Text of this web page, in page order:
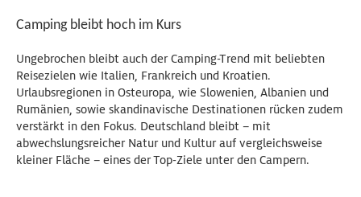
Camping bleibt hoch im Kurs
Ungebrochen bleibt auch der Camping-Trend mit beliebten
Reisezielen wie Italien, Frankreich und Kroatien.
Urlaubsregionen in Osteuropa, wie Slowenien, Albanien und
Rumänien, sowie skandinavische Destinationen rücken zudem
verstärkt in den Fokus. Deutschland bleibt – mit
abwechslungsreicher Natur und Kultur auf vergleichsweise
kleiner Fläche – eines der Top-Ziele unter den Campern.